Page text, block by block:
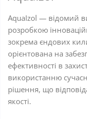
AquaIzol — відомий
розробкою
зокрема єндових
орієнтована на
ефективності в
використанню
рішення, що
якості.